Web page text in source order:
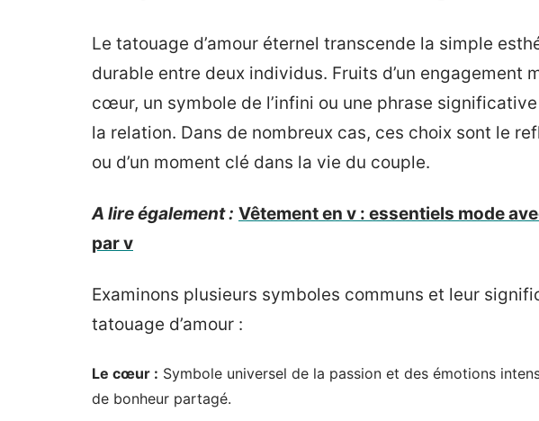
Le tatouage d’amour éternel transcende la simple
durable entre deux individus. Fruits d’un engagement
cœur, un symbole de l’infini ou une phrase
la relation. Dans de nombreux cas, ces choix sont le
ou d’un moment clé dans la vie du couple.
A lire également : Vêtement en v : essentiels mode
par v
Examinons plusieurs symboles communs et leur
tatouage d’amour :
Le cœur : Symbole universel de la passion et des émotions
de bonheur partagé.